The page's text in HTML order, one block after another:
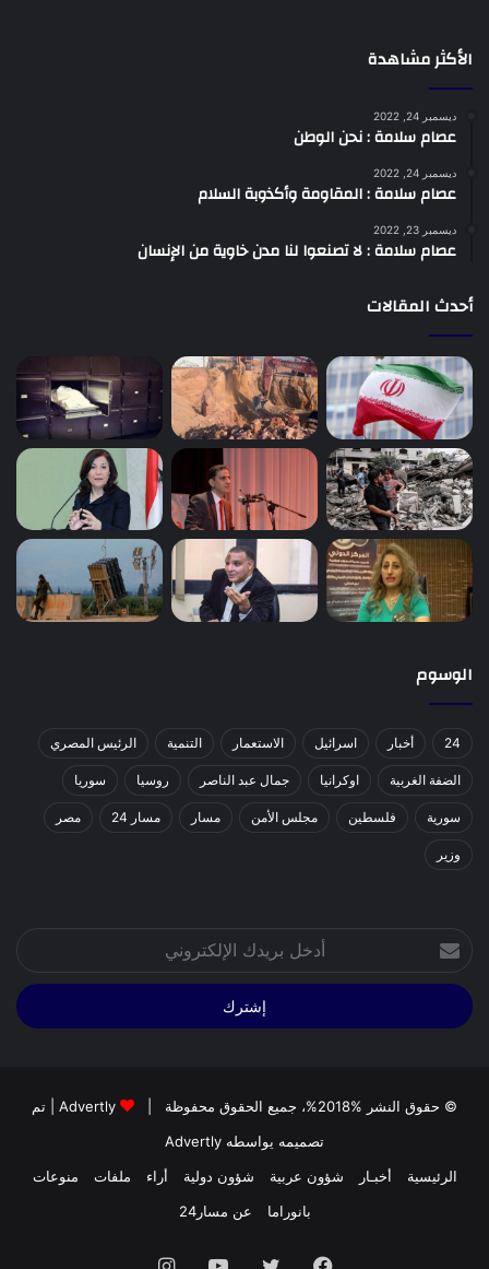
الأكثر مشاهدة
ديسمبر 24, 2022
عصام سلامة : نحن الوطن
ديسمبر 24, 2022
عصام سلامة : المقاومة وأكذوبة السلام
ديسمبر 23, 2022
عصام سلامة : لا تصنعوا لنا مدن خاوية من الإنسان
أحدث المقالات
الوسوم
24 أخبار اسرائيل الاستعمار التنمية الرئيس المصري
الضفة الغربية اوكرانيا جمال عبد الناصر روسيا سوريا
سورية فلسطين مجلس الأمن مسار مسار 24 مصر
وزير
بريدك
الإلكتروني
© حقوق النشر %2018%، جميع الحقوق محفوظة | Advertly | تم
تصميمه يواسطه Advertly
الرئيسية
أخبـار شؤون عربية شؤون دولية أراء ملفات
منوعات
بانوراما
عن مسار24